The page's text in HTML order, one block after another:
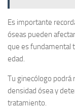
Es importante
óseas pueden
que es fundamental
edad.
Tu ginecólogo podrá
densidad ósea y
tratamiento.